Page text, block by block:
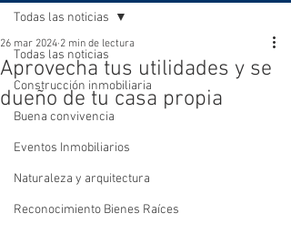
Todas las noticias
Construcción inmobiliaria
Buena convivencia
Eventos Inmobiliarios
Naturaleza y arquitectura
Reconocimiento Bienes Raíces
Todas las noticias
Aprovecha tus utilidades y se
dueño de tu casa propia
26 mar 2024 2 min de lectura